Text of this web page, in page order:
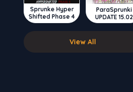
Sprunke Hyper
Shifted Phase 4
ParaSprunki
UPDATE 15.02
View All